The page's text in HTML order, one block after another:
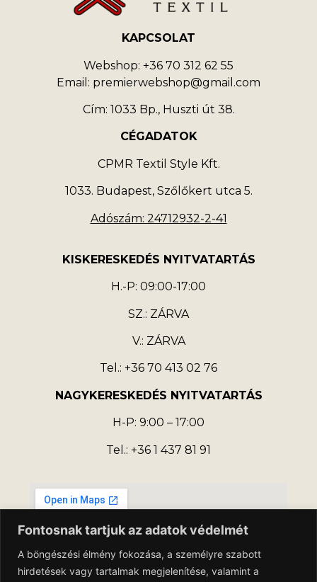
Fontosnak tartjuk az adatok védelmét
A böngészési élmény fokozása, a személyre szabott
hirdetések vagy tartalmak megjelenítése, valamint a
KAPCSOLAT
Webshop: +36 70 312 62 55
Email: premierwebshop@gmail.com
Cím: 1033 Bp., Huszti út 38.
CÉGADATOK
CPMR Textil Style Kft.
1033. Budapest, Szőlőkert utca 5.
Adószám: 24712932-2-41
KISKERESKEDÉS NYITVATARTÁS
H.-P: 09:00-17:00
SZ.: ZÁRVA
V.: ZÁRVA
Tel.: +36 70 413 02 76
NAGYKERESKEDÉS NYITVATARTÁS
H-P: 9:00 – 17:00
Tel.: +36 1 437 81 91